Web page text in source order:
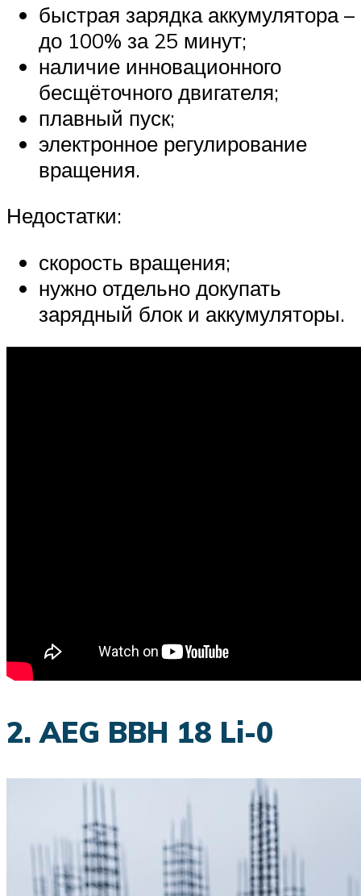
быстрая зарядка аккумулятора –
до 100% за 25 минут;
наличие инновационного
бесщёточного двигателя;
плавный пуск;
электронное регулирование
вращения.
Недостатки:
скорость вращения;
нужно отдельно докупать
зарядный блок и аккумуляторы.
2. AEG BBH 18 Li-0